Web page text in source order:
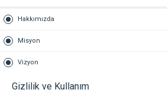
Hakkımızda
Misyon
Vizyon
Gizlilik ve Kullanım